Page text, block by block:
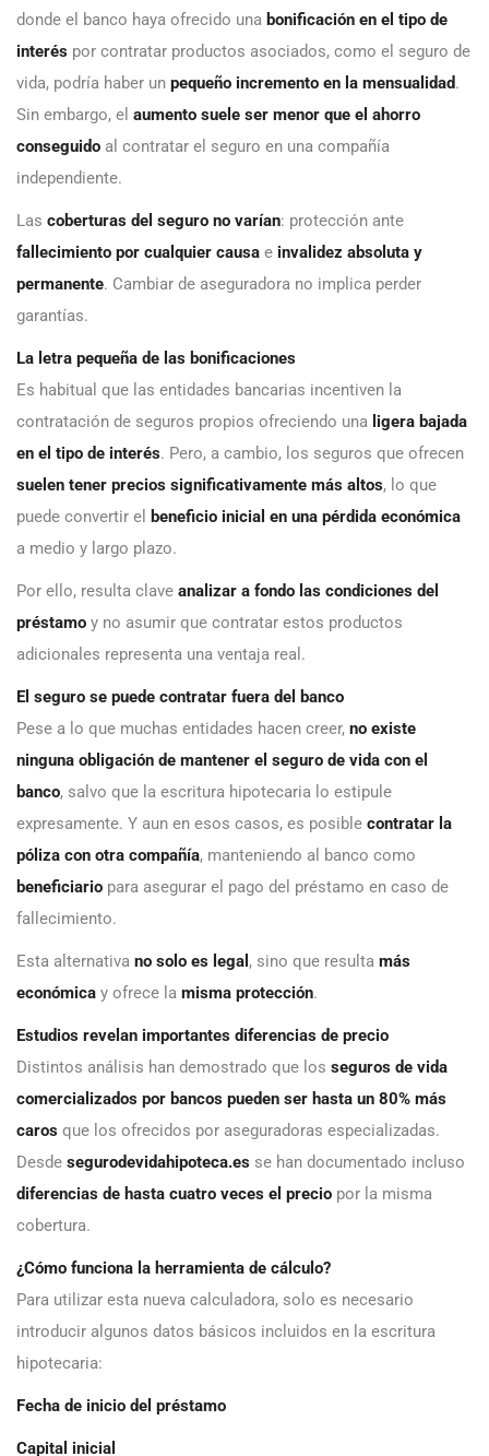
donde el banco haya ofrecido una bonificación en el tipo de
interés por contratar productos asociados, como el seguro de
vida, podría haber un pequeño incremento en la mensualidad.
Sin embargo, el aumento suele ser menor que el ahorro
conseguido al contratar el seguro en una compañía
independiente.
Las coberturas del seguro no varían: protección ante
fallecimiento por cualquier causa e invalidez absoluta y
permanente. Cambiar de aseguradora no implica perder
garantías.
La letra pequeña de las bonificaciones
Es habitual que las entidades bancarias incentiven la
contratación de seguros propios ofreciendo una ligera bajada
en el tipo de interés. Pero, a cambio, los seguros que ofrecen
suelen tener precios significativamente más altos, lo que
puede convertir el beneficio inicial en una pérdida económica
a medio y largo plazo.
Por ello, resulta clave analizar a fondo las condiciones del
préstamo y no asumir que contratar estos productos
adicionales representa una ventaja real.
El seguro se puede contratar fuera del banco
Pese a lo que muchas entidades hacen creer, no existe
ninguna obligación de mantener el seguro de vida con el
banco, salvo que la escritura hipotecaria lo estipule
expresamente. Y aun en esos casos, es posible contratar la
póliza con otra compañía, manteniendo al banco como
beneficiario para asegurar el pago del préstamo en caso de
fallecimiento.
Esta alternativa no solo es legal , sino que resulta más
económica y ofrece la misma protección.
Estudios revelan importantes diferencias de precio
Distintos análisis han demostrado que los seguros de vida
comercializados por bancos pueden ser hasta un 80% más
caros que los ofrecidos por aseguradoras especializadas.
Desde segurodevidahipoteca.es se han documentado incluso
diferencias de hasta cuatro veces el precio por la misma
cobertura.
¿Cómo funciona la herramienta de cálculo?
Para utilizar esta nueva calculadora, solo es necesario
introducir algunos datos básicos incluidos en la escritura
hipotecaria:
Fecha de inicio del préstamo
Capital inicial